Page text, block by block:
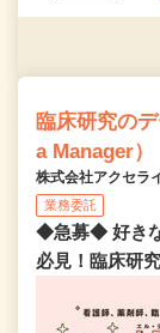
臨床研究の
a Manager）
株式会社アクセラ
業務委託
◆急募◆ 好き
必見！臨床研